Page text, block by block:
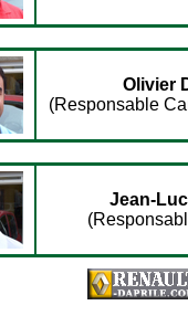
Olivier
(Responsable
Jean-